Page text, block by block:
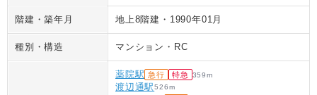
階建・築年月 地上8階建 ・ 1990年01月
種別・構造 マンション ・ RC
薬院駅 急行 特急 359m
渡辺通駅526m